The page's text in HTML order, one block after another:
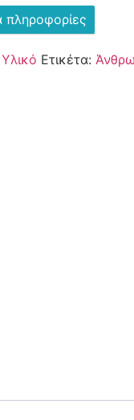
πληροφορίες
Ετικέτα: